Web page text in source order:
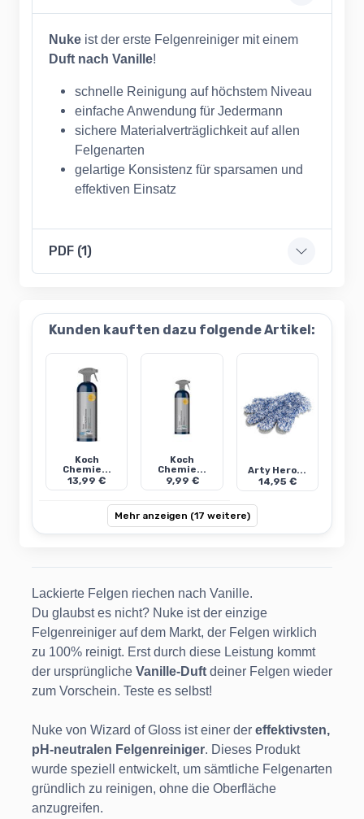
Nuke ist der erste Felgenreiniger mit einem
Duft nach Vanille!
schnelle Reinigung auf höchstem Niveau
einfache Anwendung für Jedermann
sichere Materialverträglichkeit auf allen
Felgenarten
gelartige Konsistenz für sparsamen und
effektiven Einsatz
PDF (1)
Kunden kauften dazu folgende Artikel:
Koch
Chemie...
13,99 €
Koch
Chemie...
9,99 €
Arty Hero...
14,95 €
Mehr anzeigen (17 weitere)
Lackierte Felgen riechen nach Vanille.
Du glaubst es nicht? Nuke ist der einzige
Felgenreiniger auf dem Markt, der Felgen wirklich
zu 100% reinigt. Erst durch diese Leistung kommt
der ursprüngliche Vanille-Duft deiner Felgen wieder
zum Vorschein. Teste es selbst!
Nuke von Wizard of Gloss ist einer der effektivsten,
pH-neutralen Felgenreiniger. Dieses Produkt
wurde speziell entwickelt, um sämtliche Felgenarten
gründlich zu reinigen, ohne die Oberfläche
anzugreifen.